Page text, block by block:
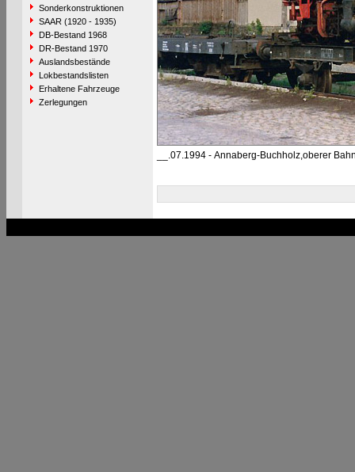
Sonderkonstruktionen
SAAR (1920 - 1935)
DB-Bestand 1968
DR-Bestand 1970
Auslandsbestände
Lokbestandslisten
Erhaltene Fahrzeuge
Zerlegungen
__.07.1994 - Annaberg-Buchholz,oberer